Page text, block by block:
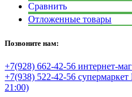
Сравнить
Отложенные товары
Позвоните нам:
+7(928) 662-42-56 интернет-
+7(938) 522-42-56
21:00)